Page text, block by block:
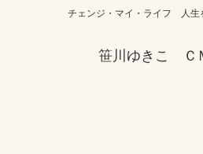
チェンジ・マイ・ライフ 人生
笹川ゆきこ Ｃ